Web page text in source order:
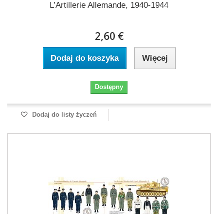
L’Artillerie Allemande, 1940-1944
2,60 €
Dodaj do koszyka Więcej
Dostępny
Dodaj do listy życzeń